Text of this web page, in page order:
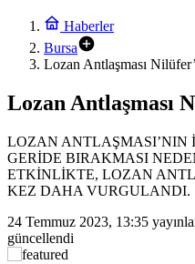
Haberler
Bursa
Lozan Antlaşması
Lozan Antlaşması
LOZAN
GERİDE BIRAKMASI
ETKİNLİKTE, LOZAN
KEZ DAHA VURGULANDI.
24 Temmuz 2023, 13:35
güncellendi